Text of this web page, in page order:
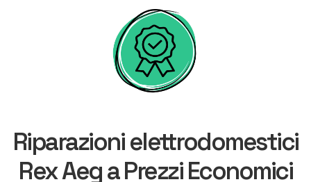
Riparazioni elettrodomestici
Rex Aeg a Prezzi Economici